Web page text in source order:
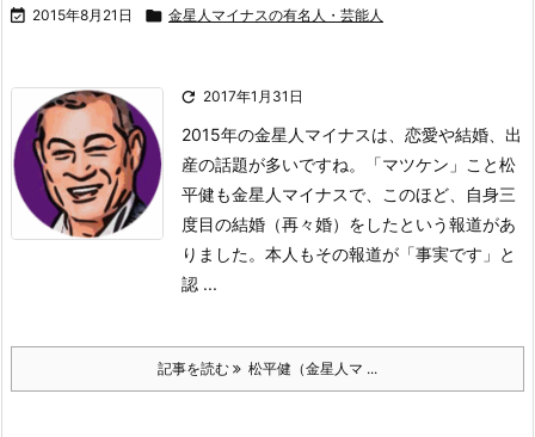
 2015年8月21日  金星人マイナスの有名人・芸能人
 2017年1月31日
2015年の金星人マイナスは、恋愛や結婚、出
産の話題が多いですね。
「マツケン」こと松
平健も金星人マイナスで、このほど、自身三
度目の結婚（再々婚）をしたという報道があ
りました。 本人もその報道が「事実です」と
認 ...
記事を読む 松平健（金星人マ ...